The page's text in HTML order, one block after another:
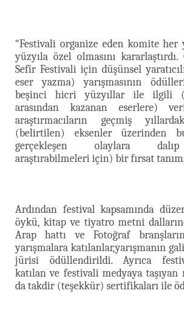
“Festivali organize eden komite
yüzyıla özel olmasını
Sefîr Festivali için düşünsel
eser yazma) yarışmasının
beşinci hicri yüzyıllar ile ilgili
arasından kazanan eserlere)
araştırmacıların geçmiş
(belirtilen) eksenler üzerinden
gerçekleşen olaylara
araştırabilmeleri için) bir fırsat
Ardından festival kapsamında
öykü, kitap ve tiyatro metni
Arap hattı ve Fotoğraf
yarışmalara katılanlar,yarışmanın
jürisi ödüllendirildi. Ayrıca
katılan ve festivali medyaya taşıyan
da takdir (teşekkür) sertifikaları ile